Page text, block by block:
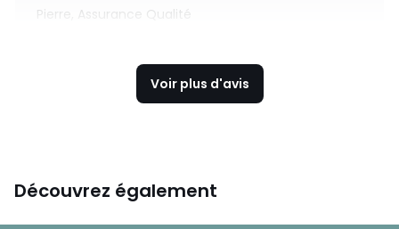
Pierre, Assurance Qualité
Voir plus d'avis
Découvrez également